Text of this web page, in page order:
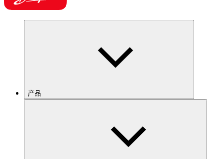
产品